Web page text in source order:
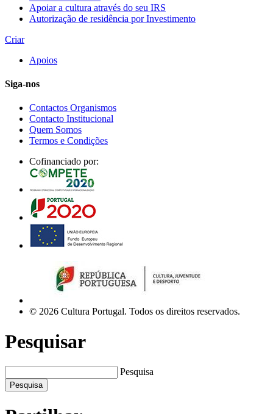
Apoiar a cultura através do seu IRS
Autorização de residência por Investimento
Criar
Apoios
Siga-nos
Contactos Organismos
Contacto Institucional
Quem Somos
Termos e Condições
Cofinanciado por:
© 2026 Cultura Portugal. Todos os direitos reservados.
Pesquisar
Pesquisa
Pesquisa